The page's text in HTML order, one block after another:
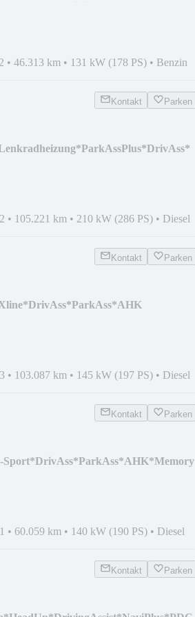
• 46.313 km • 131 kW (178 PS) • Benzin
Kontakt Parken
• 105.221 km • 210 kW (286 PS) • Diesel
Kontakt Parken
• 103.087 km • 145 kW (197 PS) • Diesel
Kontakt Parken
Sport*DrivAss*ParkAss*AHK*Memory
• 60.059 km • 140 kW (190 PS) • Diesel
Kontakt Parken